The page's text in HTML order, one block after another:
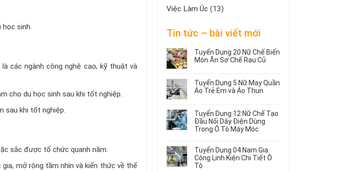
sinh.
các ngành công nghệ cao, kỹ thuật và
cho du học sinh sau khi tốt nghiệp.
sau khi tốt nghiệp.
sắc được tổ chức quanh năm.
mở rộng tầm nhìn và kiến thức về thế
Việc Làm Úc (13)
Tin tức – bài viết mới
Tuyển Dụng 20 Nữ Chế Biến
Món Ăn Sơ Chế Rau Củ
có
bình
luận
Tuyển
Dụng
20
Nữ
Biến
Món
Ăn
Tuyển Dụng 5 Nữ May Quần
Áo Trẻ Em và Áo Thun
có
bình
luận
ở
Dụng
5
Nữ
Tuyển Dụng 12 Nữ Chế Tạo
Đầu Nối Dây Điện Dùng
Trong Ô Tô Máy Móc
có
bình
luận
Tuyển Dụng 04 Nam Gia
Công Linh Kiện Chi Tiết Ô
Tô